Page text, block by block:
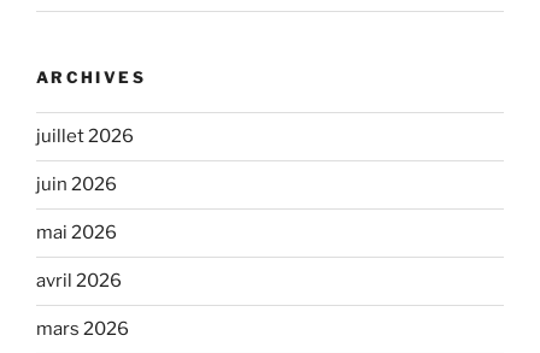
ARCHIVES
juillet 2026
juin 2026
mai 2026
avril 2026
mars 2026